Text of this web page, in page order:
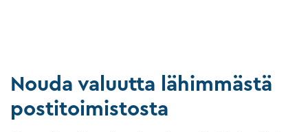
Nouda valuutta lähimmästä
postitoimistosta